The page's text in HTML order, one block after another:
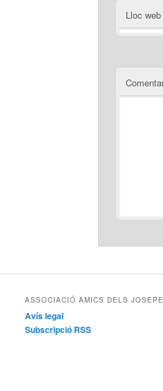
Lloc web
ASSOCIACIÓ AMICS DELS
Avís legal
Subscripció RSS